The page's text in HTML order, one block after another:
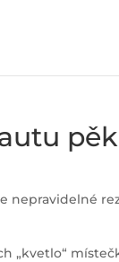
nepravidelné
„kvetlo“